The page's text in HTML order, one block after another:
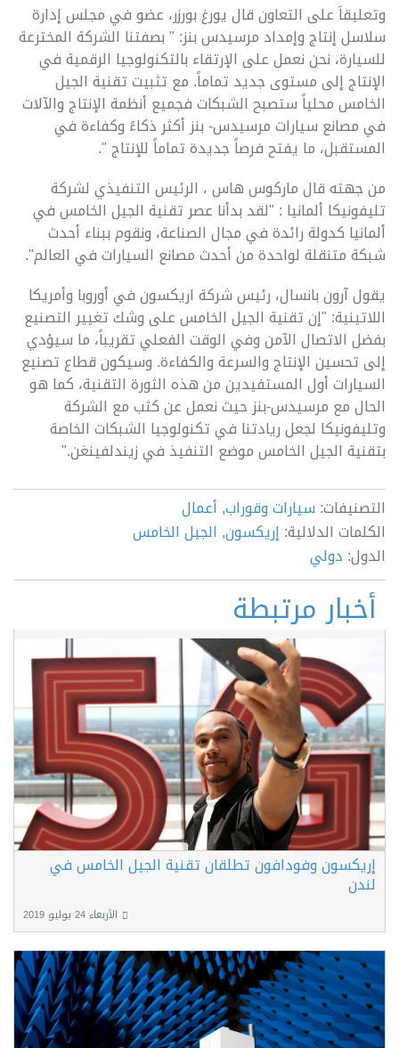
وتعليقاَ على التعاون قال يورغ بورزر، عضو في مجلس إدارة
سلاسل إنتاج وإمداد مرسيدس بنز: " بصفتنا الشركة المخترعة
للسيارة، نحن نعمل على الإرتقاء بالتكنولوجيا الرقمية في
الإنتاج إلى مستوى جديد تماماً. مع تثبيت تقنية الجيل
الخامس محلياً ستصبح الشبكات فجميع أنظمة الإنتاج والآلات
في مصانع سيارات مرسيدس- بنز أكثر ذكاءً وكفاءة في
المستقبل، ما يفتح فرصاً جديدة تماماً للإنتاج ".
من جهته قال ماركوس هاس ، الرئيس التنفيذي لشركة
تليفونيكا ألمانيا : "لقد بدأنا عصر تقنية الجيل الخامس في
ألمانيا كدولة رائدة في مجال الصناعة، ونقوم ببناء أحدث
شبكة متنقلة لواحدة من أحدث مصانع السيارات في العالم".
يقول آرون بانسال، رئيس شركة اريكسون في أوروبا وأمريكا
اللاتينية: "إن تقنية الجيل الخامس على وشك تغيير التصنيع
بفضل الاتصال الآمن وفي الوقت الفعلي تقريباً، ما سيؤدي
إلى تحسين الإنتاج والسرعة والكفاءة. وسيكون قطاع تصنيع
السيارات أول المستفيدين من هذه الثورة التقنية، كما هو
الحال مع مرسيدس-بنز حيث نعمل عن كثب مع الشركة
وتليفونيكا لجعل ريادتنا في تكنولوجيا الشبكات الخاصة
بتقنية الجيل الخامس موضع التنفيذ في زيندلفينغن."
التصنيفات:سيارات وقوراب,أعمال
الكلمات الدلالية:إريكسون,الجيل الخامس
الدول:دولي
أخبار مرتبطة
إريكسون وفودافون تطلقان تقنية الجيل الخامس في
لندن
الأربعاء 24 يوليو 2019